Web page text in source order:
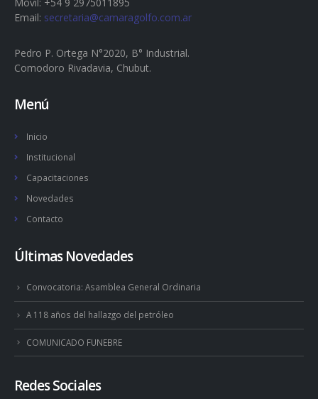
Email: secretaria@camaragolfo.com.ar
Pedro P. Ortega N°2020, B° Industrial.
Comodoro Rivadavia, Chubut.
Menú
Inicio
Institucional
Capacitaciones
Novedades
Contacto
Últimas Novedades
Convocatoria: Asamblea General Ordinaria
A 118 años del hallazgo del petróleo
COMUNICADO FUNEBRE
Redes Sociales